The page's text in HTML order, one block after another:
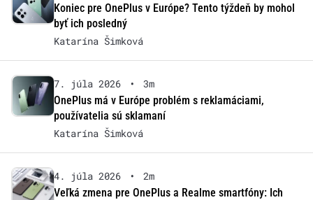
Koniec pre OnePlus v Európe? Tento týždeň by mohol
byť ich posledný
Katarína Šimková
7. júla 2026 •
3m
OnePlus má v Európe problém s reklamáciami,
používatelia sú sklamaní
Katarína Šimková
4. júla 2026 •
2m
Veľká zmena pre OnePlus a Realme smartfóny: Ich